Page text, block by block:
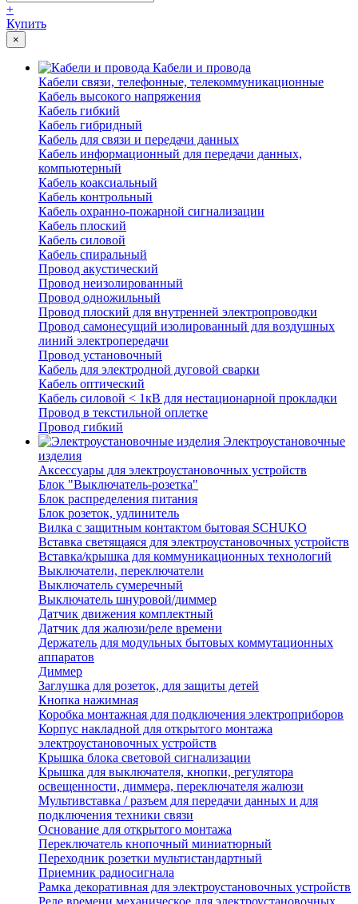
+
Купить
×
Кабели и провода
Кабели связи, телефонные, телекоммуникационные
Кабель высокого напряжения
Кабель гибкий
Кабель гибридный
Кабель для связи и передачи данных
Кабель информационный для передачи данных,
компьютерный
Кабель коаксиальный
Кабель контрольный
Кабель охранно-пожарной сигнализации
Кабель плоский
Кабель силовой
Кабель спиральный
Провод акустический
Провод неизолированный
Провод одножильный
Провод плоский для внутренней электропроводки
Провод самонесущий изолированный для воздушных
линий электропередачи
Провод установочный
Кабель для электродной дуговой сварки
Кабель оптический
Кабель силовой < 1кВ для нестационарной прокладки
Провод в текстильной оплетке
Провод гибкий
Электроустановочные
изделия
Аксессуары для электроустановочных устройств
Блок "Выключатель-розетка"
Блок распределения питания
Блок розеток, удлинитель
Вилка с защитным контактом бытовая SCHUKO
Вставка светящаяся для электроустановочных устройств
Вставка/крышка для коммуникационных технологий
Выключатели, переключатели
Выключатель сумеречный
Выключатель шнуровой/диммер
Датчик движения комплектный
Датчик для жалюзи/реле времени
Держатель для модульных бытовых коммутационных
аппаратов
Диммер
Заглушка для розеток, для защиты детей
Кнопка нажимная
Коробка монтажная для подключения электроприборов
Корпус накладной для открытого монтажа
электроустановочных устройств
Крышка блока световой сигнализации
Крышка для выключателя, кнопки, регулятора
освещенности, диммера, переключателя жалюзи
Мультивставка / разъем для передачи данных и для
подключения техники связи
Основание для открытого монтажа
Переключатель кнопочный миниатюрный
Переходник розетки мультистандартный
Приемник радиосигнала
Рамка декоративная для электроустановочных устройств
Реле времени механическое для электроустановочных